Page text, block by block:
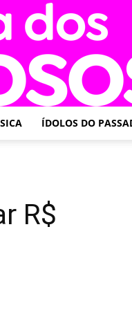
ÍDOLOS DO
R$